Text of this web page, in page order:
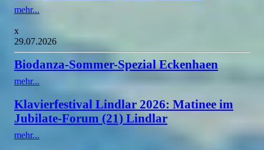
mehr...
x
29.07.2026
Biodanza-Sommer-Spezial Eckenhaen
mehr...
Klavierfestival Lindlar 2026: Matinee im
Jubilate-Forum (21) Lindlar
mehr...